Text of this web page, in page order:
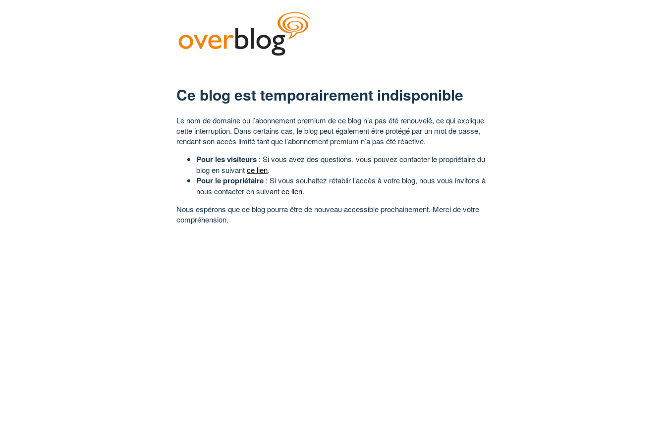
Ce blog est temporairement indisponible
Le nom de domaine ou l’abonnement premium de ce blog n’a pas été renouvelé, ce qui explique
cette interruption. Dans certains cas, le blog peut également être protégé par un mot de passe,
rendant son accès limité tant que l’abonnement premium n’a pas été réactivé.
Pour les visiteurs : Si vous avez des questions, vous pouvez contacter le propriétaire du
blog en suivantce lien.
Pour le propriétaire : Si vous souhaitez rétablir l’accès à votre blog, nous vous invitons à
nous contacter en suivantce lien.
Nous espérons que ce blog pourra être de nouveau accessible prochainement. Merci de votre
compréhension.